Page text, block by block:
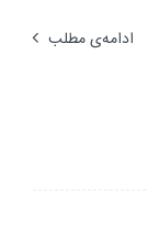
ادامه‌ی مطلب